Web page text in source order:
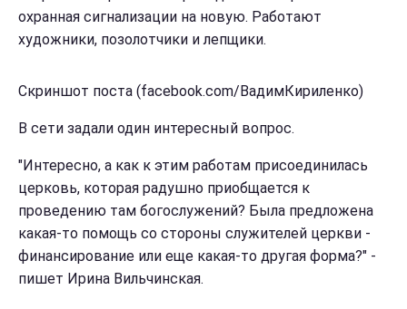
охранная сигнализации на новую. Работают
художники, позолотчики и лепщики.
Скриншот поста (facebook.com/ВадимКириленко)
В сети задали один интересный вопрос.
"Интересно, а как к этим работам присоединилась
церковь, которая радушно приобщается к
проведению там богослужений? Была предложена
какая-то помощь со стороны служителей церкви -
финансирование или еще какая-то другая форма?" -
пишет Ирина Вильчинская.